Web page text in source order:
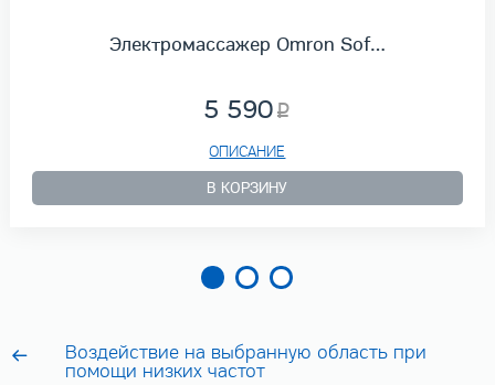
Электромассажер Omron Sof…
5 590
ОПИСАНИЕ
В КОРЗИНУ
Воздействие на выбранную область при
помощи низких частот